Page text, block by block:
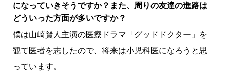
になっていきそうですか？また、周りの友達の進路は
どういった方面が多いですか？
僕は山崎賢人主演の医療ドラマ「グッドドクター」を
観て医者を志したので、将来は小児科医になろうと思
っています。